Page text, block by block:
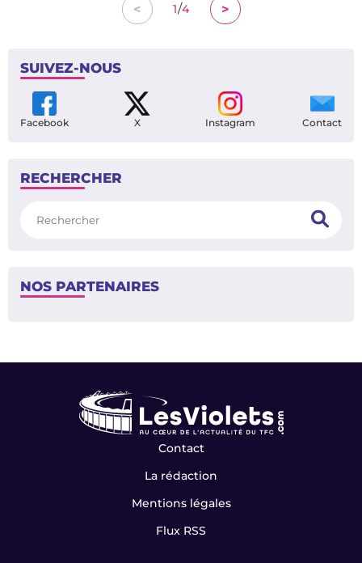
< 1/4 >
SUIVEZ-NOUS
Facebook X Instagram Contact
RECHERCHER
NOS PARTENAIRES
Contact
La rédaction
Mentions légales
Flux RSS